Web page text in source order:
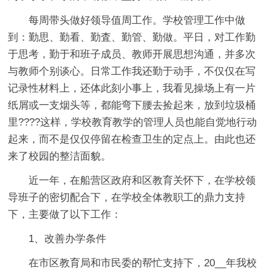
每周带头做好领导值周工作。学校管理工作中做
到：勤思、勤看、勤査、勤管、勤做。平日，对工作勤
于思考，勤于和班子成员、教师开展思想沟通，并多次
与教师个别谈心。日常工作我还勤于动手，不仅仅在写
记录性材料上，还体此刻小事上，我看见操场上有一片
纸屑或一支烟头等，都能弯下腰去捡起来，放到垃圾桶
里????这样，学校教育教学的管理人员也能自觉地行动
起来，而不是仅仅停留在检查卫生的定点上。由此也还
来了校园的整洁面貌。
近一年，在船营区政府和区教育关怀下，在学校领
导班子的密切配合下，在学校全体教职工的鼎力支持
下，主要做了以下工作：
1、改善办学条件
在市区教育局和市民委的帮忙支持下，20__年我校